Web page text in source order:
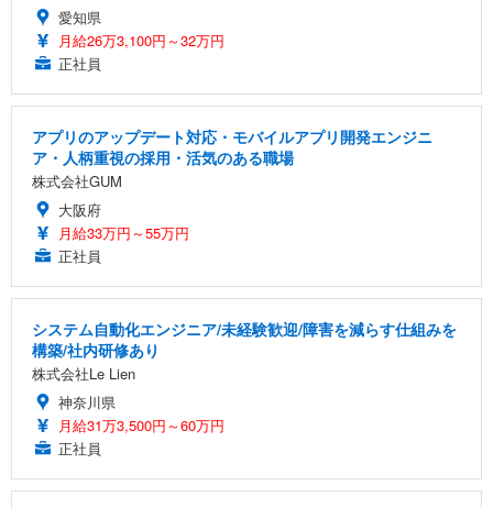
愛知県
月給26万3,100円～32万円
正社員
アプリのアップデート対応・モバイルアプリ開発エンジニ
ア・人柄重視の採用・活気のある職場
株式会社GUM
大阪府
月給33万円～55万円
正社員
システム自動化エンジニア/未経験歓迎/障害を減らす仕組みを
構築/社内研修あり
株式会社Le Lien
神奈川県
月給31万3,500円～60万円
正社員